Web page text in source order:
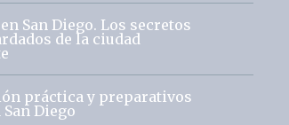
San Diego. Los secretos
de la ciudad
práctica y preparativos
Diego